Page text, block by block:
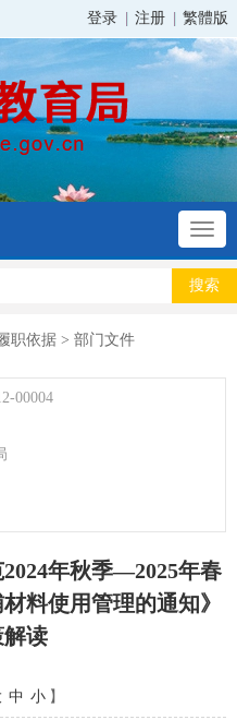
登录 注册 繁體版
职依据 > 部门文件
00004
2024年秋季—2025年春
料使用管理的通知》
解读
中 小 】